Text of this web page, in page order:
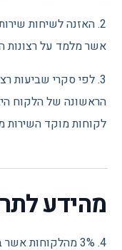
2. האזנה לשיחות
אשר מלמד על רצונות
הראשונה של הלקוח
לקוחות מוקד השירות
מהידע
4. 3% מהלקוחות